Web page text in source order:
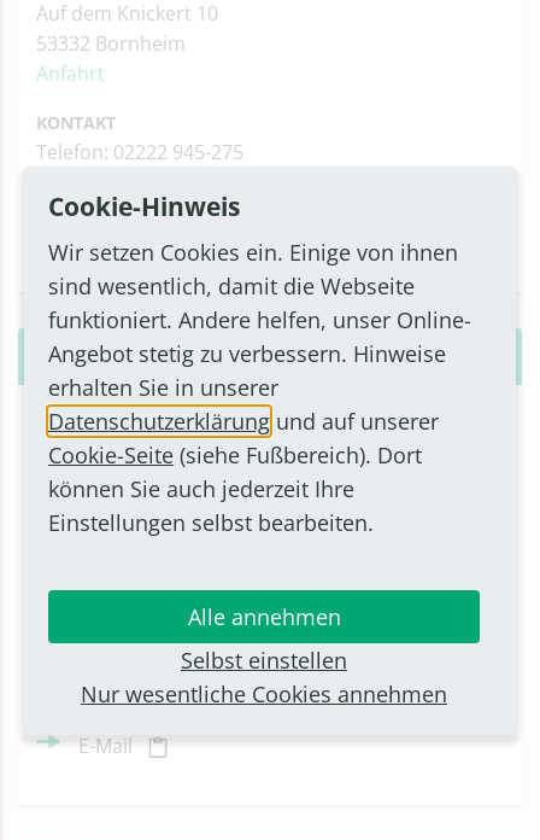
Auf dem Knickert 10
53332 Bornheim
Anfahrt
KONTAKT
Telefon: 02222 945-275
Alshihan, Tamara
IT-SUPPORT SCHULEN
IT-Support Schulen
ADRESSE
Brunnenallee 31 - a
Anfahrt
KONTAKT
Telefon: 02222 945-139
Telefax: 02222 945-7120
E-Mail
Cookie-Hinweis
Wir setzen Cookies ein. Einige von ihnen
sind wesentlich, damit die Webseite
funktioniert. Andere helfen, unser Online-
Angebot stetig zu verbessern. Hinweise
erhalten Sie in unserer
Datenschutzerklärung und auf unserer
Cookie-Seite (siehe Fußbereich). Dort
können Sie auch jederzeit Ihre
Einstellungen selbst bearbeiten.
Alle annehmen
Selbst einstellen
Nur wesentliche Cookies annehmen